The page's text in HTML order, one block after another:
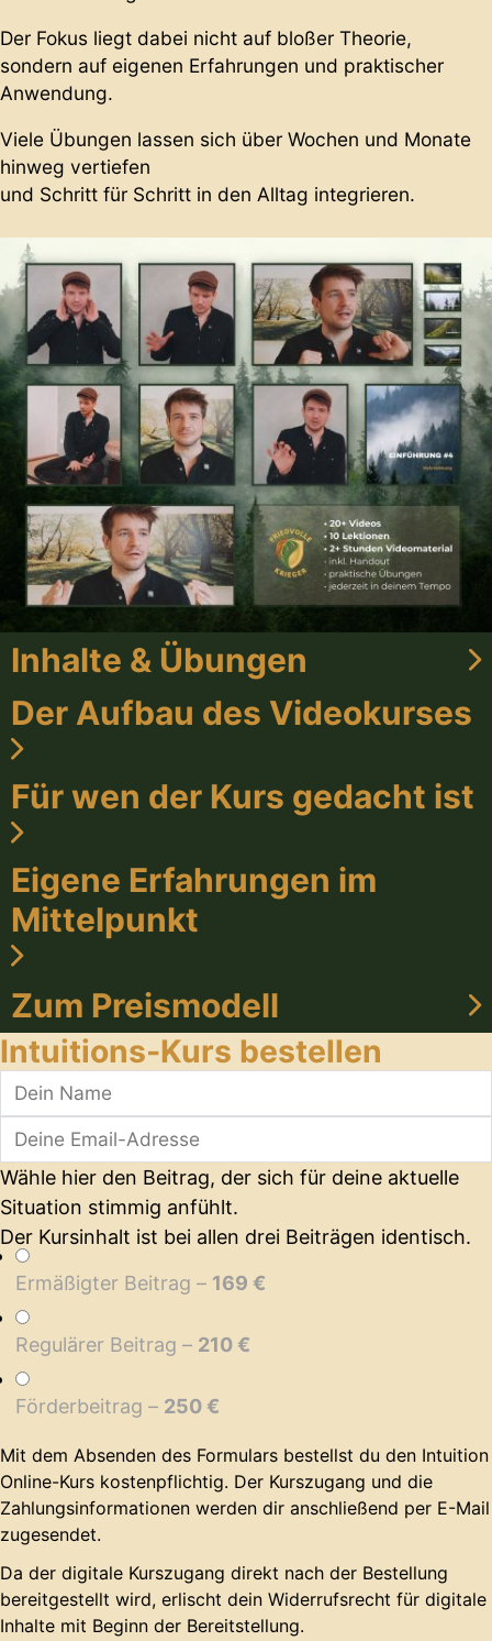
Der Fokus liegt dabei nicht auf bloßer Theorie,
sondern auf eigenen Erfahrungen und praktischer
Anwendung.
Viele Übungen lassen sich über Wochen und Monate
hinweg vertiefen
und Schritt für Schritt in den Alltag integrieren.
Inhalte & Übungen
Der Aufbau des Videokurses
Für wen der Kurs gedacht ist
Eigene Erfahrungen im
Mittelpunkt
Zum Preismodell
Intuitions-Kurs bestellen
Wähle hier den Beitrag, der sich für deine aktuelle
Situation stimmig anfühlt.
Der Kursinhalt ist bei allen drei Beiträgen identisch.
Ermäßigter Beitrag – 169 €
Regulärer Beitrag – 210 €
Förderbeitrag – 250 €
Mit dem Absenden des Formulars bestellst du den Intuition
Online-Kurs kostenpflichtig. Der Kurszugang und die
Zahlungsinformationen werden dir anschließend per E-Mail
zugesendet.
Da der digitale Kurszugang direkt nach der Bestellung
bereitgestellt wird, erlischt dein Widerrufsrecht für digitale
Inhalte mit Beginn der Bereitstellung.